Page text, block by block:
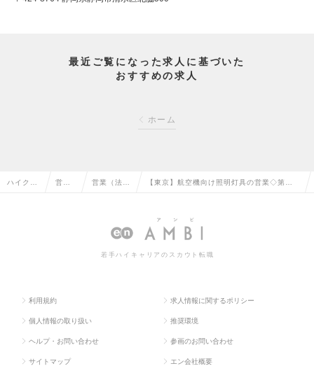
最近ご覧になった求人に基づいた
おすすめの求人
ホーム
ハイクラ 営業 営業（法人 【東京】航空機向け照明灯具の営業◇第二新
人情報
若手ハイキャリアのスカウト転職
利用規約 求人情報に関するポリシー
個人情報の取り扱い 推奨環境
ヘルプ・お問い合わせ 参画のお問い合わせ
サイトマップ エン会社概要